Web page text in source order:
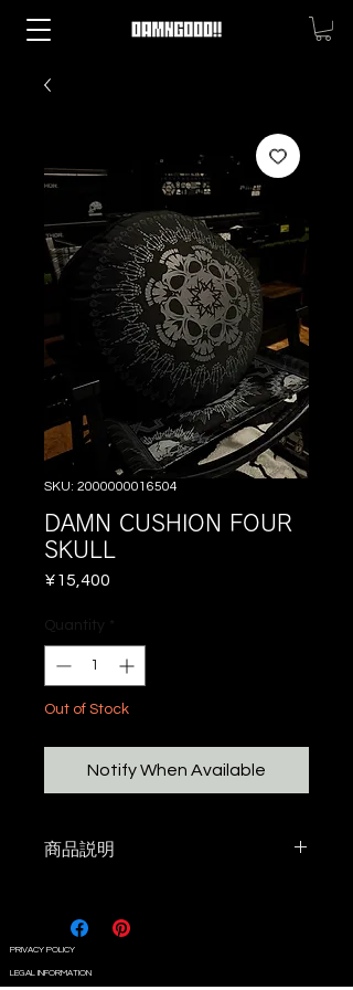
SKU: 2000000016504
DAMN CUSHION FOUR
SKULL
¥15,400
Quantity
Out of Stock
Notify When Available
商品説明
クッションとして使えるカバーで
す。
PRIVACY POLICY
LEGAL INFORMATION